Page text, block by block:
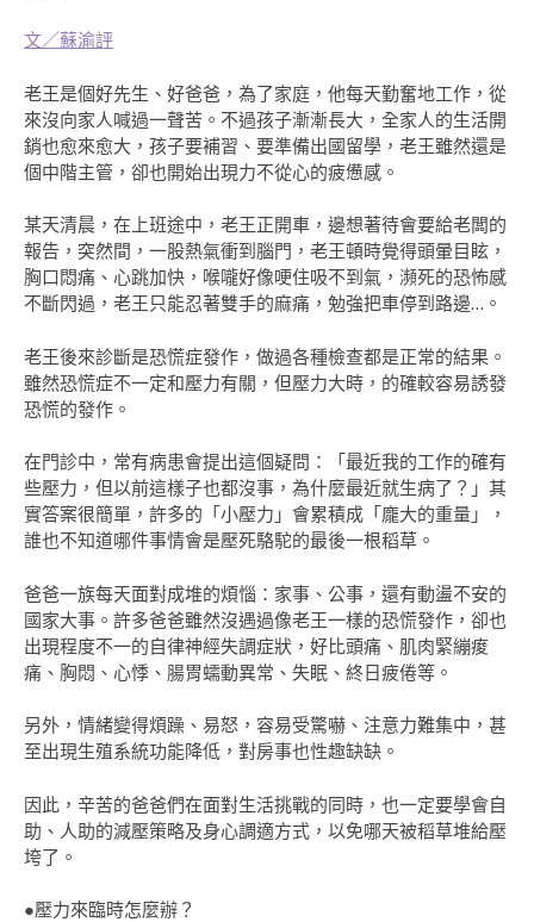
文／蘇渝評
老王是個好先生、好爸爸，為了家庭，他每天勤奮地工作，從
來沒向家人喊過一聲苦。不過孩子漸漸長大，全家人的生活開
銷也愈來愈大，孩子要補習、要準備出國留學，老王雖然還是
個中階主管，卻也開始出現力不從心的疲憊感。
某天清晨，在上班途中，老王正開車，邊想著待會要給老闆的
報告，突然間，一股熱氣衝到腦門，老王頓時覺得頭暈目眩，
胸口悶痛、心跳加快，喉嚨好像哽住吸不到氣，瀕死的恐怖感
不斷閃過，老王只能忍著雙手的麻痛，勉強把車停到路邊…。
老王後來診斷是恐慌症發作，做過各種檢查都是正常的結果。
雖然恐慌症不一定和壓力有關，但壓力大時，的確較容易誘發
恐慌的發作。
在門診中，常有病患會提出這個疑問：「最近我的工作的確有
些壓力，但以前這樣子也都沒事，為什麼最近就生病了？」其
實答案很簡單，許多的「小壓力」會累積成「龐大的重量」，
誰也不知道哪件事情會是壓死駱駝的最後一根稻草。
爸爸一族每天面對成堆的煩惱：家事、公事，還有動盪不安的
國家大事。許多爸爸雖然沒遇過像老王一樣的恐慌發作，卻也
出現程度不一的自律神經失調症狀，好比頭痛、肌肉緊繃痠
痛、胸悶、心悸、腸胃蠕動異常、失眠、終日疲倦等。
另外，情緒變得煩躁、易怒，容易受驚嚇、注意力難集中，甚
至出現生殖系統功能降低，對房事也性趣缺缺。
因此，辛苦的爸爸們在面對生活挑戰的同時，也一定要學會自
助、人助的減壓策略及身心調適方式，以免哪天被稻草堆給壓
垮了。
●壓力來臨時怎麼辦？